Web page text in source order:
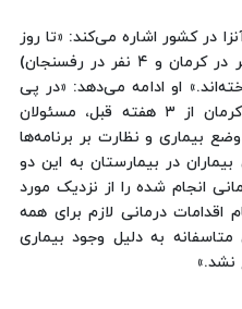
در کشور اشاره می‌کند: «تا روز
گذشته در مجموع ٢٨ نفر ( ٢٤ نفر در کرمان و ٤ نفر در رفسنجان)
او ادامه می‌دهد: «در پی
بروز این بیماری در رفسنجان و کرمان از ٣ هفته قبل، مسئولان
بیماری و نظارت بر برنامه‌ها
در بیمارستان به این دو
انجام شده را از نزدیک مورد
اقدامات درمانی لازم برای همه
به دلیل وجود بیماری
نشد.»